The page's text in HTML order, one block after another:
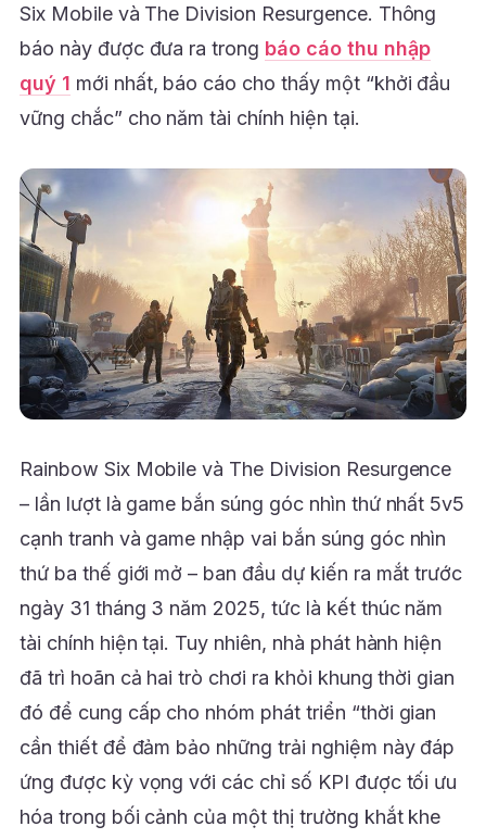
Six Mobile và The Division Resurgence. Thông
báo này được đưa ra trong báo cáo thu nhập
quý 1 mới nhất, báo cáo cho thấy một “khởi đầu
vững chắc” cho năm tài chính hiện tại.
Rainbow Six Mobile và The Division Resurgence
– lần lượt là game bắn súng góc nhìn thứ nhất 5v5
cạnh tranh và game nhập vai bắn súng góc nhìn
thứ ba thế giới mở – ban đầu dự kiến ra mắt trước
ngày 31 tháng 3 năm 2025, tức là kết thúc năm
tài chính hiện tại. Tuy nhiên, nhà phát hành hiện
đã trì hoãn cả hai trò chơi ra khỏi khung thời gian
đó để cung cấp cho nhóm phát triển “thời gian
cần thiết để đảm bảo những trải nghiệm này đáp
ứng được kỳ vọng với các chỉ số KPI được tối ưu
hóa trong bối cảnh của một thị trường khắt khe